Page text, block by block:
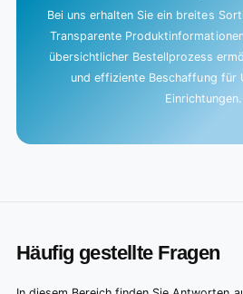
Bei uns erhalten Sie ein breites
Transparente
übersichtlicher Bestellprozess
und effiziente Beschaffung für
Einrichtungen.
Häufig gestellte Fragen